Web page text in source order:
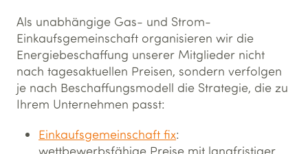
Als unabhängige Gas- und Strom-
Einkaufsgemeinschaft organisieren wir die
Energiebeschaffung unserer Mitglieder nicht
nach tagesaktuellen Preisen, sondern verfolgen
je nach Beschaffungsmodell die Strategie, die zu
Ihrem Unternehmen passt:
Einkaufsgemeinschaft fix:
wettbewerbsfähige Preise mit langfristiger